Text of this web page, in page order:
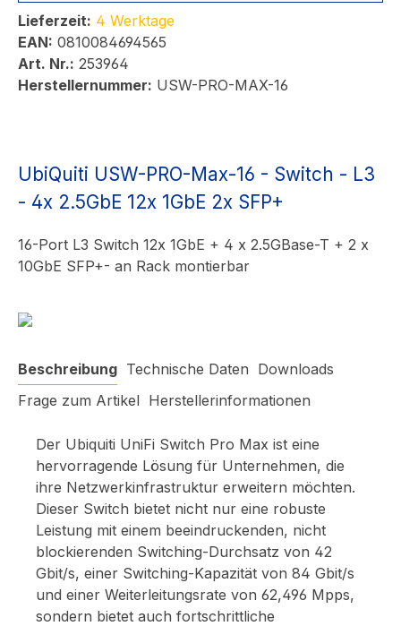
Lieferzeit: 4 Werktage
EAN: 0810084694565
Art. Nr.: 253964
Herstellernummer: USW-PRO-MAX-16
UbiQuiti USW-PRO-Max-16 - Switch - L3
- 4x 2.5GbE 12x 1GbE 2x SFP+
16-Port L3 Switch 12x 1GbE + 4 x 2.5GBase-T + 2 x
10GbE SFP+- an Rack montierbar
Beschreibung Technische Daten Downloads
Frage zum Artikel Herstellerinformationen
Der Ubiquiti UniFi Switch Pro Max ist eine
hervorragende Lösung für Unternehmen, die
ihre Netzwerkinfrastruktur erweitern möchten.
Dieser Switch bietet nicht nur eine robuste
Leistung mit einem beeindruckenden, nicht
blockierenden Switching-Durchsatz von 42
Gbit/s, einer Switching-Kapazität von 84 Gbit/s
und einer Weiterleitungsrate von 62,496 Mpps,
sondern bietet auch fortschrittliche